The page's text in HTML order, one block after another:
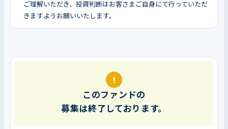
ご理解いただき、投資判断はお客さまご自身にて行っていただ
きますようお願いいたします。
!
このファンドの
募集は終了しております。